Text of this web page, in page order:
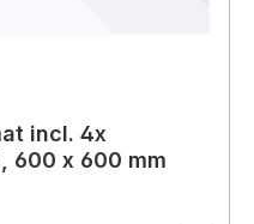
incl. 4x
600 x 600 mm